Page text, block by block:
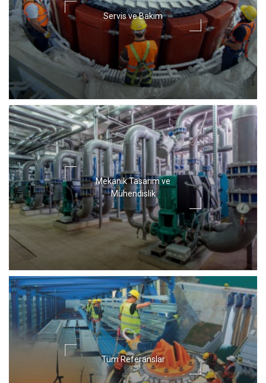
Servis ve Bakım
Mekanik Tasarım ve
Mühendislik
Tüm Referanslar